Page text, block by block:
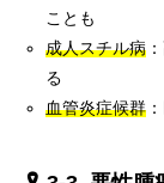
ことも
成人スチル病
る
血管炎症候群